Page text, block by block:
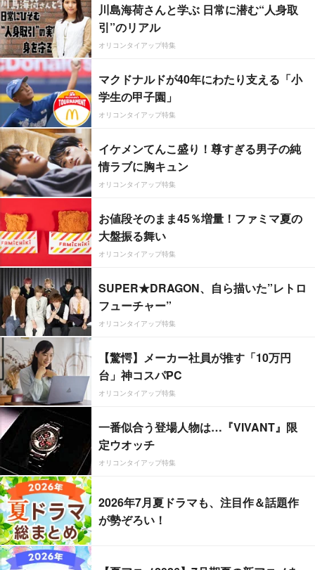
川島海荷さんと学ぶ 日常に潜む“人身取
引”のリアル
オリコンタイアップ特集
マクドナルドが40年にわたり支える「小
学生の甲子園」
オリコンタイアップ特集
イケメンてんこ盛り！尊すぎる男子の純
情ラブに胸キュン
オリコンタイアップ特集
お値段そのまま45％増量！ファミマ夏の
大盤振る舞い
オリコンタイアップ特集
SUPER★DRAGON、自ら描いた”レトロ
フューチャー”
オリコンタイアップ特集
【驚愕】メーカー社員が推す「10万円
台」神コスパPC
オリコンタイアップ特集
一番似合う登場人物は…『VIVANT』限
定ウオッチ
オリコンタイアップ特集
2026年7月夏ドラマも、注目作＆話題作
が勢ぞろい！